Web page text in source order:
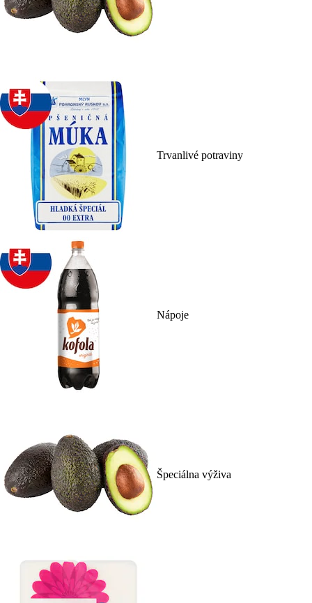
Trvanlivé potraviny
Nápoje
Špeciálna výživa